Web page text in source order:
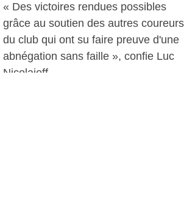
« Des victoires rendues possibles
grâce au soutien des autres coureurs
du club qui ont su faire preuve d'une
abnégation sans faille », confie Luc
Nicolaieff